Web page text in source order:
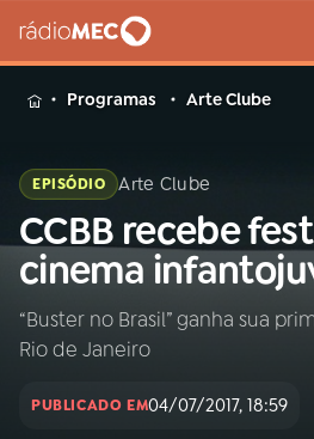
MENU
Buscar
na
Rádio
MEC
Buscar
Início
Programas Arte Clube
EPISÓDIO Arte Clube
CCBB recebe
cinema
“Buster no Brasil” ganha sua
Rio de Janeiro
PUBLICADO EM04/07/2017, 18:59